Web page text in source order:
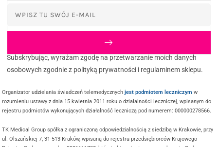
Subskrybując, wyrażam zgodę na przetwarzanie moich danych
osobowych zgodnie z polityką prywatności i regulaminem sklepu.
Organizator udzielania świadczeń telemedycznychjest podmiotem leczniczym w
rozumieniu ustawy z dnia 15 kwietnia 2011 roku o działalności leczniczej, wpisanym do
rejestru podmiotów wykonujących działalność leczniczą pod numerem: 000000278566.
TK Medical Group spółka z ograniczoną odpowiedzialnością z siedzibą w Krakowie, przy
ul. Olszańskiej 7, 31-513 Kraków, wpisaną do rejestru przedsiębiorców Krajowego